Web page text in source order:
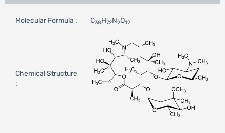
Molecular Formula : C38H72N2O12
Chemical Structure
: